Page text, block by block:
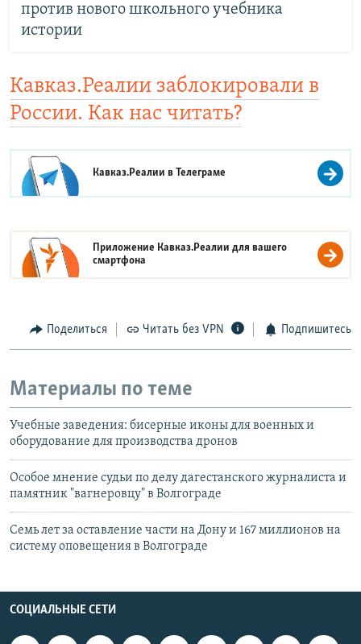
против нового школьного учебника
истории
Кавказ.Реалии заблокировали в
России. Как нас читать?
Кавказ.Реалии вТелеграме
Приложение Кавказ.Реалии для вашего
смартфона
Поделиться Читать без VPN Подпишитесь
Материалы по теме
Учебные заведения: бисерные иконы для военных и
оборудование для производства дронов
Особое мнение судьи по делу дагестанского журналиста и
памятник "вагнеровцу" в Волгограде
Семь лет за оставление части на Дону и 167 миллионов на
систему оповещения в Волгограде
СОЦИАЛЬНЫЕ СЕТИ